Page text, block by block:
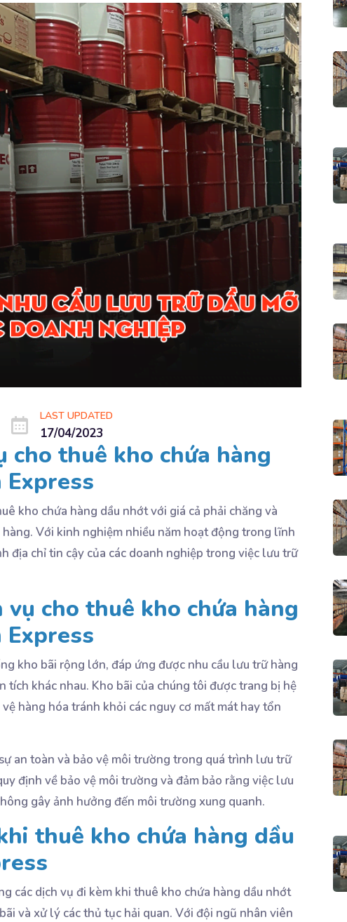
LAST UPDATED
17/04/2023
cho thuê kho chứa hàng
kho chứa hàng dầu nhớt với giá cả phải chăng và
Với kinh nghiệm nhiều năm hoạt động trong lĩnh
địa chỉ tin cậy của các doanh nghiệp trong việc lưu trữ
vụ cho thuê kho chứa hàng
kho bãi rộng lớn, đáp ứng được nhu cầu lưu trữ hàng
tích khác nhau. Kho bãi của chúng tôi được trang bị hệ
hàng hóa tránh khỏi các nguy cơ mất mát hay tổn
an toàn và bảo vệ môi trường trong quá trình lưu trữ
định về bảo vệ môi trường và đảm bảo rằng việc lưu
gây ảnh hưởng đến môi trường xung quanh.
thuê kho chứa hàng dầu
các dịch vụ đi kèm khi thuê kho chứa hàng dầu nhớt
và xử lý các thủ tục hải quan. Với đội ngũ nhân viên